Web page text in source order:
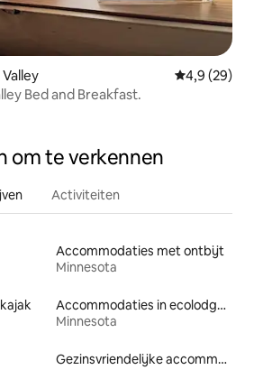
Gemiddelde
4,9 (29)
Bed and Breakfast.
om te verkennen
Activiteiten
Accommodaties met ontbijt
Minnesota
Accommodaties in ecolodges
Minnesota
Gezinsvriendelijke accommodaties